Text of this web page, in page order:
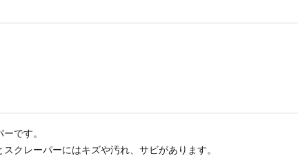
です。
クレーパーにはキズや汚れ、サビがあります。